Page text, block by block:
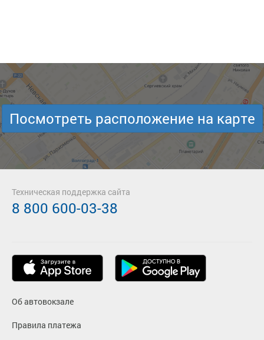
Посмотреть расположение на карте
Об автовокзале
Правила платежа
Техническая поддержка сайта
8 800 600-03-38